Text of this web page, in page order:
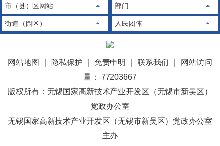
市（县）区网站 部门
街道（园区） 人民团体
网站地图 隐私保护 免责申明 联系我们
网站访问
量： 77203667
版权所有：无锡国家高新技术产业开发区（无锡市新吴区）
党政办公室
无锡国家高新技术产业开发区（无锡市新吴区）党政办公室
主办